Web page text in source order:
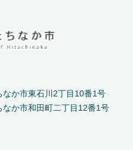
か市東石川2丁目10番1号
か市和田町二丁目12番1号